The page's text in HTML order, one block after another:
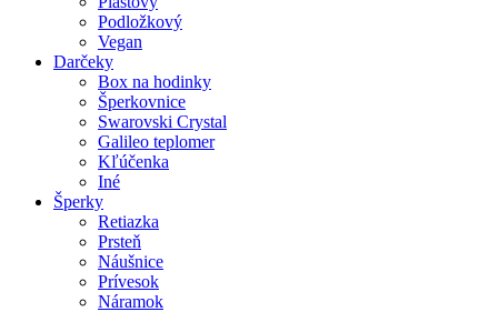
Podložkový
Vegan
Darčeky
Box na hodinky
Šperkovnice
Swarovski Crystal
Galileo teplomer
Kľúčenka
Iné
Šperky
Retiazka
Prsteň
Náušnice
Prívesok
Náramok